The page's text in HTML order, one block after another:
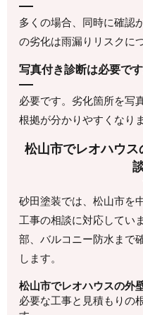
多くの場合、同時に確認
の劣化は雨漏りリスクに
写真付き診断は必要で
必要です。劣化箇所を写
根拠が分かりやすくなりま
松山市でレオハウ
砂田塗装では、松山市を
工事の相談に対応してい
部、バルコニー防水まで
します。
松山市でレオハウスの外
必要な工事と見積もりの